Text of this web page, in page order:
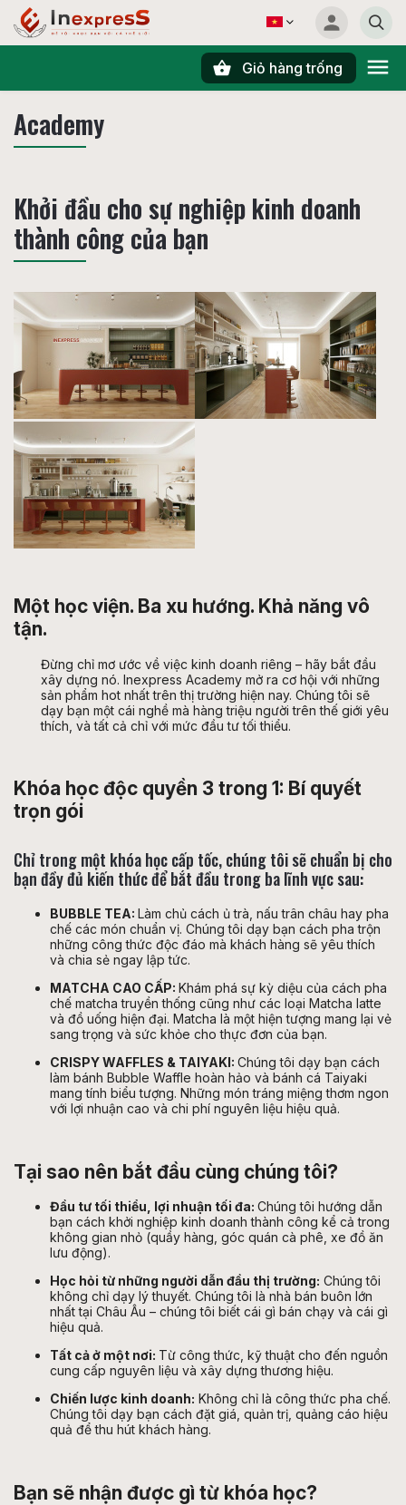
Giỏ hàng trống
Academy
Khởi đầu cho sự nghiệp kinh doanh
thành công của bạn
Một học viện. Ba xu hướng. Khả năng vô
tận.
Đừng chỉ mơ ước về việc kinh doanh riêng – hãy bắt đầu
xây dựng nó. Inexpress Academy mở ra cơ hội với những
sản phẩm hot nhất trên thị trường hiện nay. Chúng tôi sẽ
dạy bạn một cái nghề mà hàng triệu người trên thế giới yêu
thích, và tất cả chỉ với mức đầu tư tối thiểu.
Khóa học độc quyền 3 trong 1: Bí quyết
trọn gói
Chỉ trong một khóa học cấp tốc, chúng tôi sẽ chuẩn bị cho
bạn đầy đủ kiến thức để bắt đầu trong ba lĩnh vực sau:
BUBBLE TEA: Làm chủ cách ủ trà, nấu trân châu hay pha
chế các món chuẩn vị. Chúng tôi dạy bạn cách pha trộn
những công thức độc đáo mà khách hàng sẽ yêu thích
và chia sẻ ngay lập tức.
MATCHA CAO CẤP: Khám phá sự kỳ diệu của cách pha
chế matcha truyền thống cũng như các loại Matcha latte
và đồ uống hiện đại. Matcha là một hiện tượng mang lại vẻ
sang trọng và sức khỏe cho thực đơn của bạn.
CRISPY WAFFLES & TAIYAKI: Chúng tôi dạy bạn cách
làm bánh Bubble Waffle hoàn hảo và bánh cá Taiyaki
mang tính biểu tượng. Những món tráng miệng thơm ngon
với lợi nhuận cao và chi phí nguyên liệu hiệu quả.
Tại sao nên bắt đầu cùng chúng tôi?
Đầu tư tối thiểu, lợi nhuận tối đa: Chúng tôi hướng dẫn
bạn cách khởi nghiệp kinh doanh thành công kể cả trong
không gian nhỏ (quầy hàng, góc quán cà phê, xe đồ ăn
lưu động).
Học hỏi từ những người dẫn đầu thị trường: Chúng tôi
không chỉ dạy lý thuyết. Chúng tôi là nhà bán buôn lớn
nhất tại Châu Âu – chúng tôi biết cái gì bán chạy và cái gì
hiệu quả.
Tất cả ở một nơi: Từ công thức, kỹ thuật cho đến nguồn
cung cấp nguyên liệu và xây dựng thương hiệu.
Chiến lược kinh doanh: Không chỉ là công thức pha chế.
Chúng tôi dạy bạn cách đặt giá, quản trị, quảng cáo hiệu
quả để thu hút khách hàng.
Bạn sẽ nhận được gì từ khóa học?